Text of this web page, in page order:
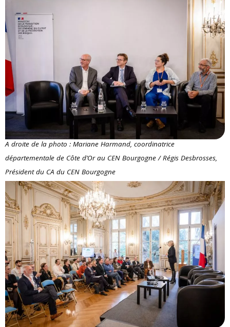
A droite de la photo : Mariane Harmand, coordinatrice
départementale de Côte d’Or au CEN Bourgogne / Régis Desbrosses,
Président du CA du CEN Bourgogne